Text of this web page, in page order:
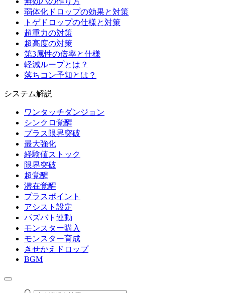
弱体化ドロップの効果と対策
トゲドロップの仕様と対策
超重力の対策
超高度の対策
第3属性の倍率と仕様
軽減ループとは？
落ちコン予知とは？
システム解説
ワンタッチダンジョン
シンクロ覚醒
プラス限界突破
最大強化
経験値ストック
限界突破
超覚醒
潜在覚醒
プラスポイント
アシスト設定
パズバト連動
モンスター購入
モンスター育成
きせかえドロップ
BGM